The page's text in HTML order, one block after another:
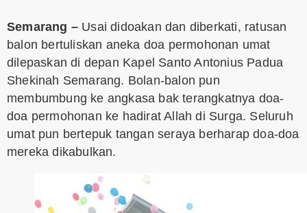
Semarang – Usai didoakan dan diberkati, ratusan
balon bertuliskan aneka doa permohonan umat
dilepaskan di depan Kapel Santo Antonius Padua
Shekinah Semarang. Bolan-balon pun
membumbung ke angkasa bak terangkatnya doa-
doa permohonan ke hadirat Allah di Surga. Seluruh
umat pun bertepuk tangan seraya berharap doa-doa
mereka dikabulkan.